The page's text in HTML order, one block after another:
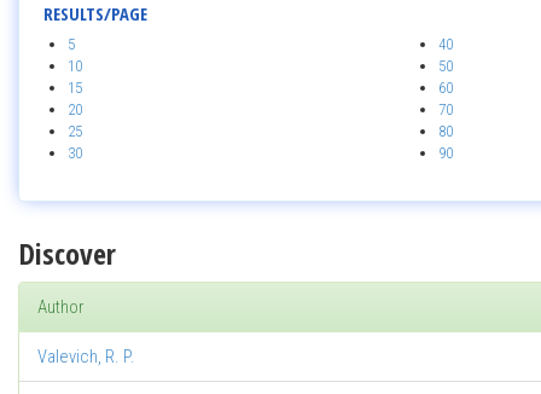
RESULTS/PAGE
5
10
15
20
25
30
40
50
60
70
80
90
Discover
Author
Valevich, R. P.